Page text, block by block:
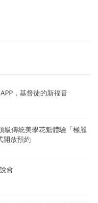
，基督徒的新福音
級傳統美學花魁體驗「極麗
開放預約
會